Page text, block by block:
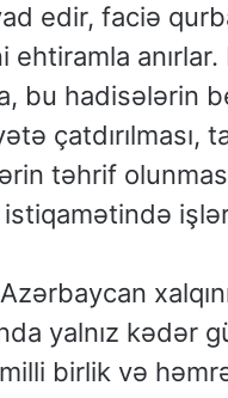
edir, faciə
ehtiramla anırlar.
bu hadisələrin
çatdırılması,
təhrif
istiqamətində
yalnız kədər
birlik və